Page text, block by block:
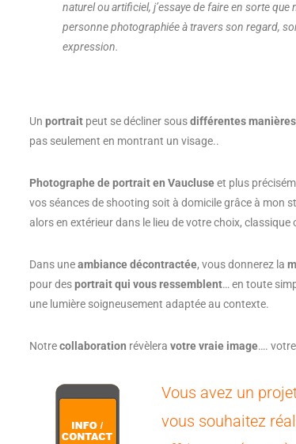
naturel ou artificiel, j’essaye de faire en sorte
personne photographiée à travers son regard,
expression.
Un portrait peut se décliner sousdifférentes manières
pas seulement en montrant un visage..
Photographe de portrait en Vaucluseet plus
vos séances de shooting soit à domicile grâce à mon
alors en extérieur dans le lieu de votre choix, classique
Dans uneambiancedécontractée, vous donnerez la
pour desportrait qui vous ressemblent… en toute
une lumière soigneusement adaptée au contexte.
Notrecollaboration révèlera votre vraie image….
Vous avez un
vous souhaitez